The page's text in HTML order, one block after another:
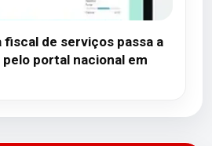
fiscal de serviços passa a
portal nacional em